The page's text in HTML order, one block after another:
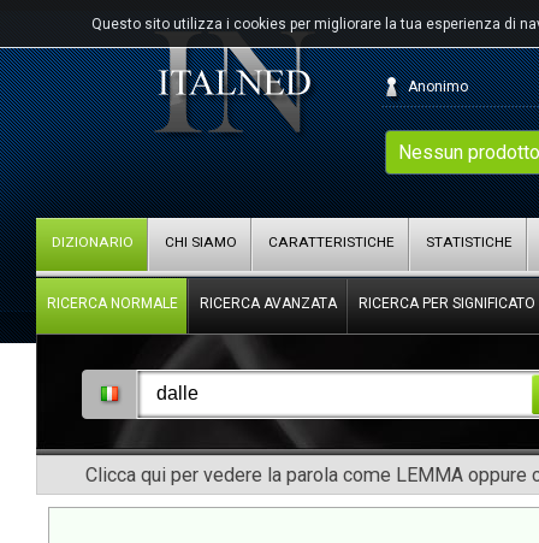
Questo sito utilizza i cookies per migliorare la tua esperienza di
Nessun
Anonimo
DIZIONARIO CHI SIAMO CARATTERISTICHE STATISTICHE
RICERCA NORMALE RICERCA AVANZATA RICERCA PER SIGNIFICATO
Clicca qui per vedere la parola come LEMMA oppure